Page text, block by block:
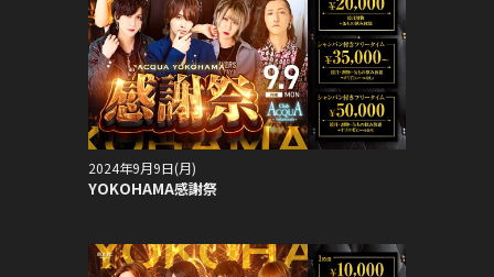
2024年9月9日(月)
YOKOHAMA感謝祭